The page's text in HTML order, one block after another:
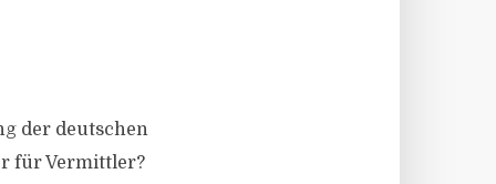
der deutschen
für Vermittler?